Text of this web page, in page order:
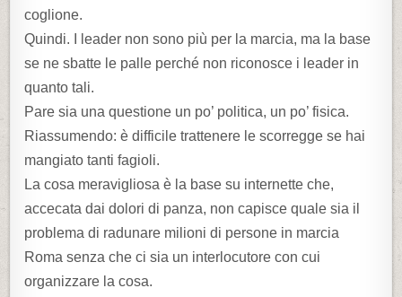
coglione.
Quindi. I leader non sono più per la marcia, ma la base
se ne sbatte le palle perché non riconosce i leader in
quanto tali.
Pare sia una questione un po’ politica, un po’ fisica.
Riassumendo: è difficile trattenere le scorregge se hai
mangiato tanti fagioli.
La cosa meravigliosa è la base su internette che,
accecata dai dolori di panza, non capisce quale sia il
problema di radunare milioni di persone in marcia
Roma senza che ci sia un interlocutore con cui
organizzare la cosa.